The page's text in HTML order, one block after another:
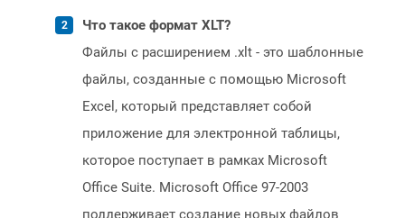
Что такое формат XLT?
Файлы с расширением .xlt - это шаблонные
файлы, созданные с помощью Microsoft
Excel, который представляет собой
приложение для электронной таблицы,
которое поступает в рамках Microsoft
Office Suite. Microsoft Office 97-2003
поддерживает создание новых файлов